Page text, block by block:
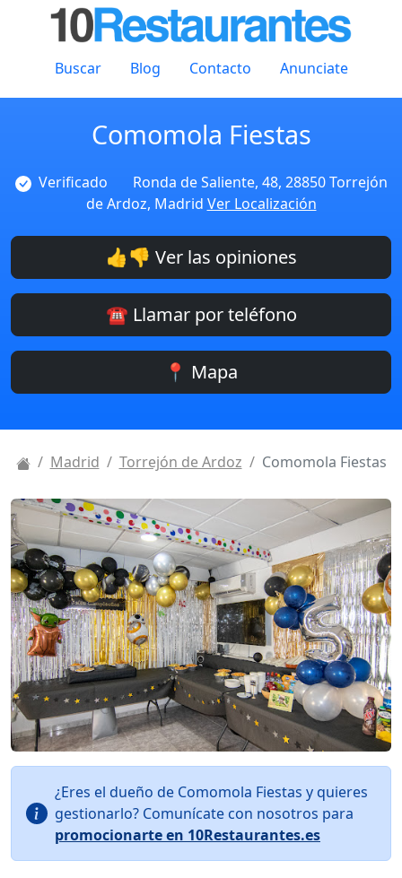
Buscar Blog Contacto Anunciate
Comomola Fiestas
Verificado
Ronda de Saliente, 48, 28850 Torrejón
de Ardoz, Madrid Ver Localización
👍👎 Ver las opiniones
☎️ Llamar por teléfono
📍 Mapa
Madrid Torrejón de Ardoz Comomola Fiestas
¿Eres el dueño de Comomola Fiestas y quieres
gestionarlo? Comunícate con nosotros para
promocionarte en 10Restaurantes.es